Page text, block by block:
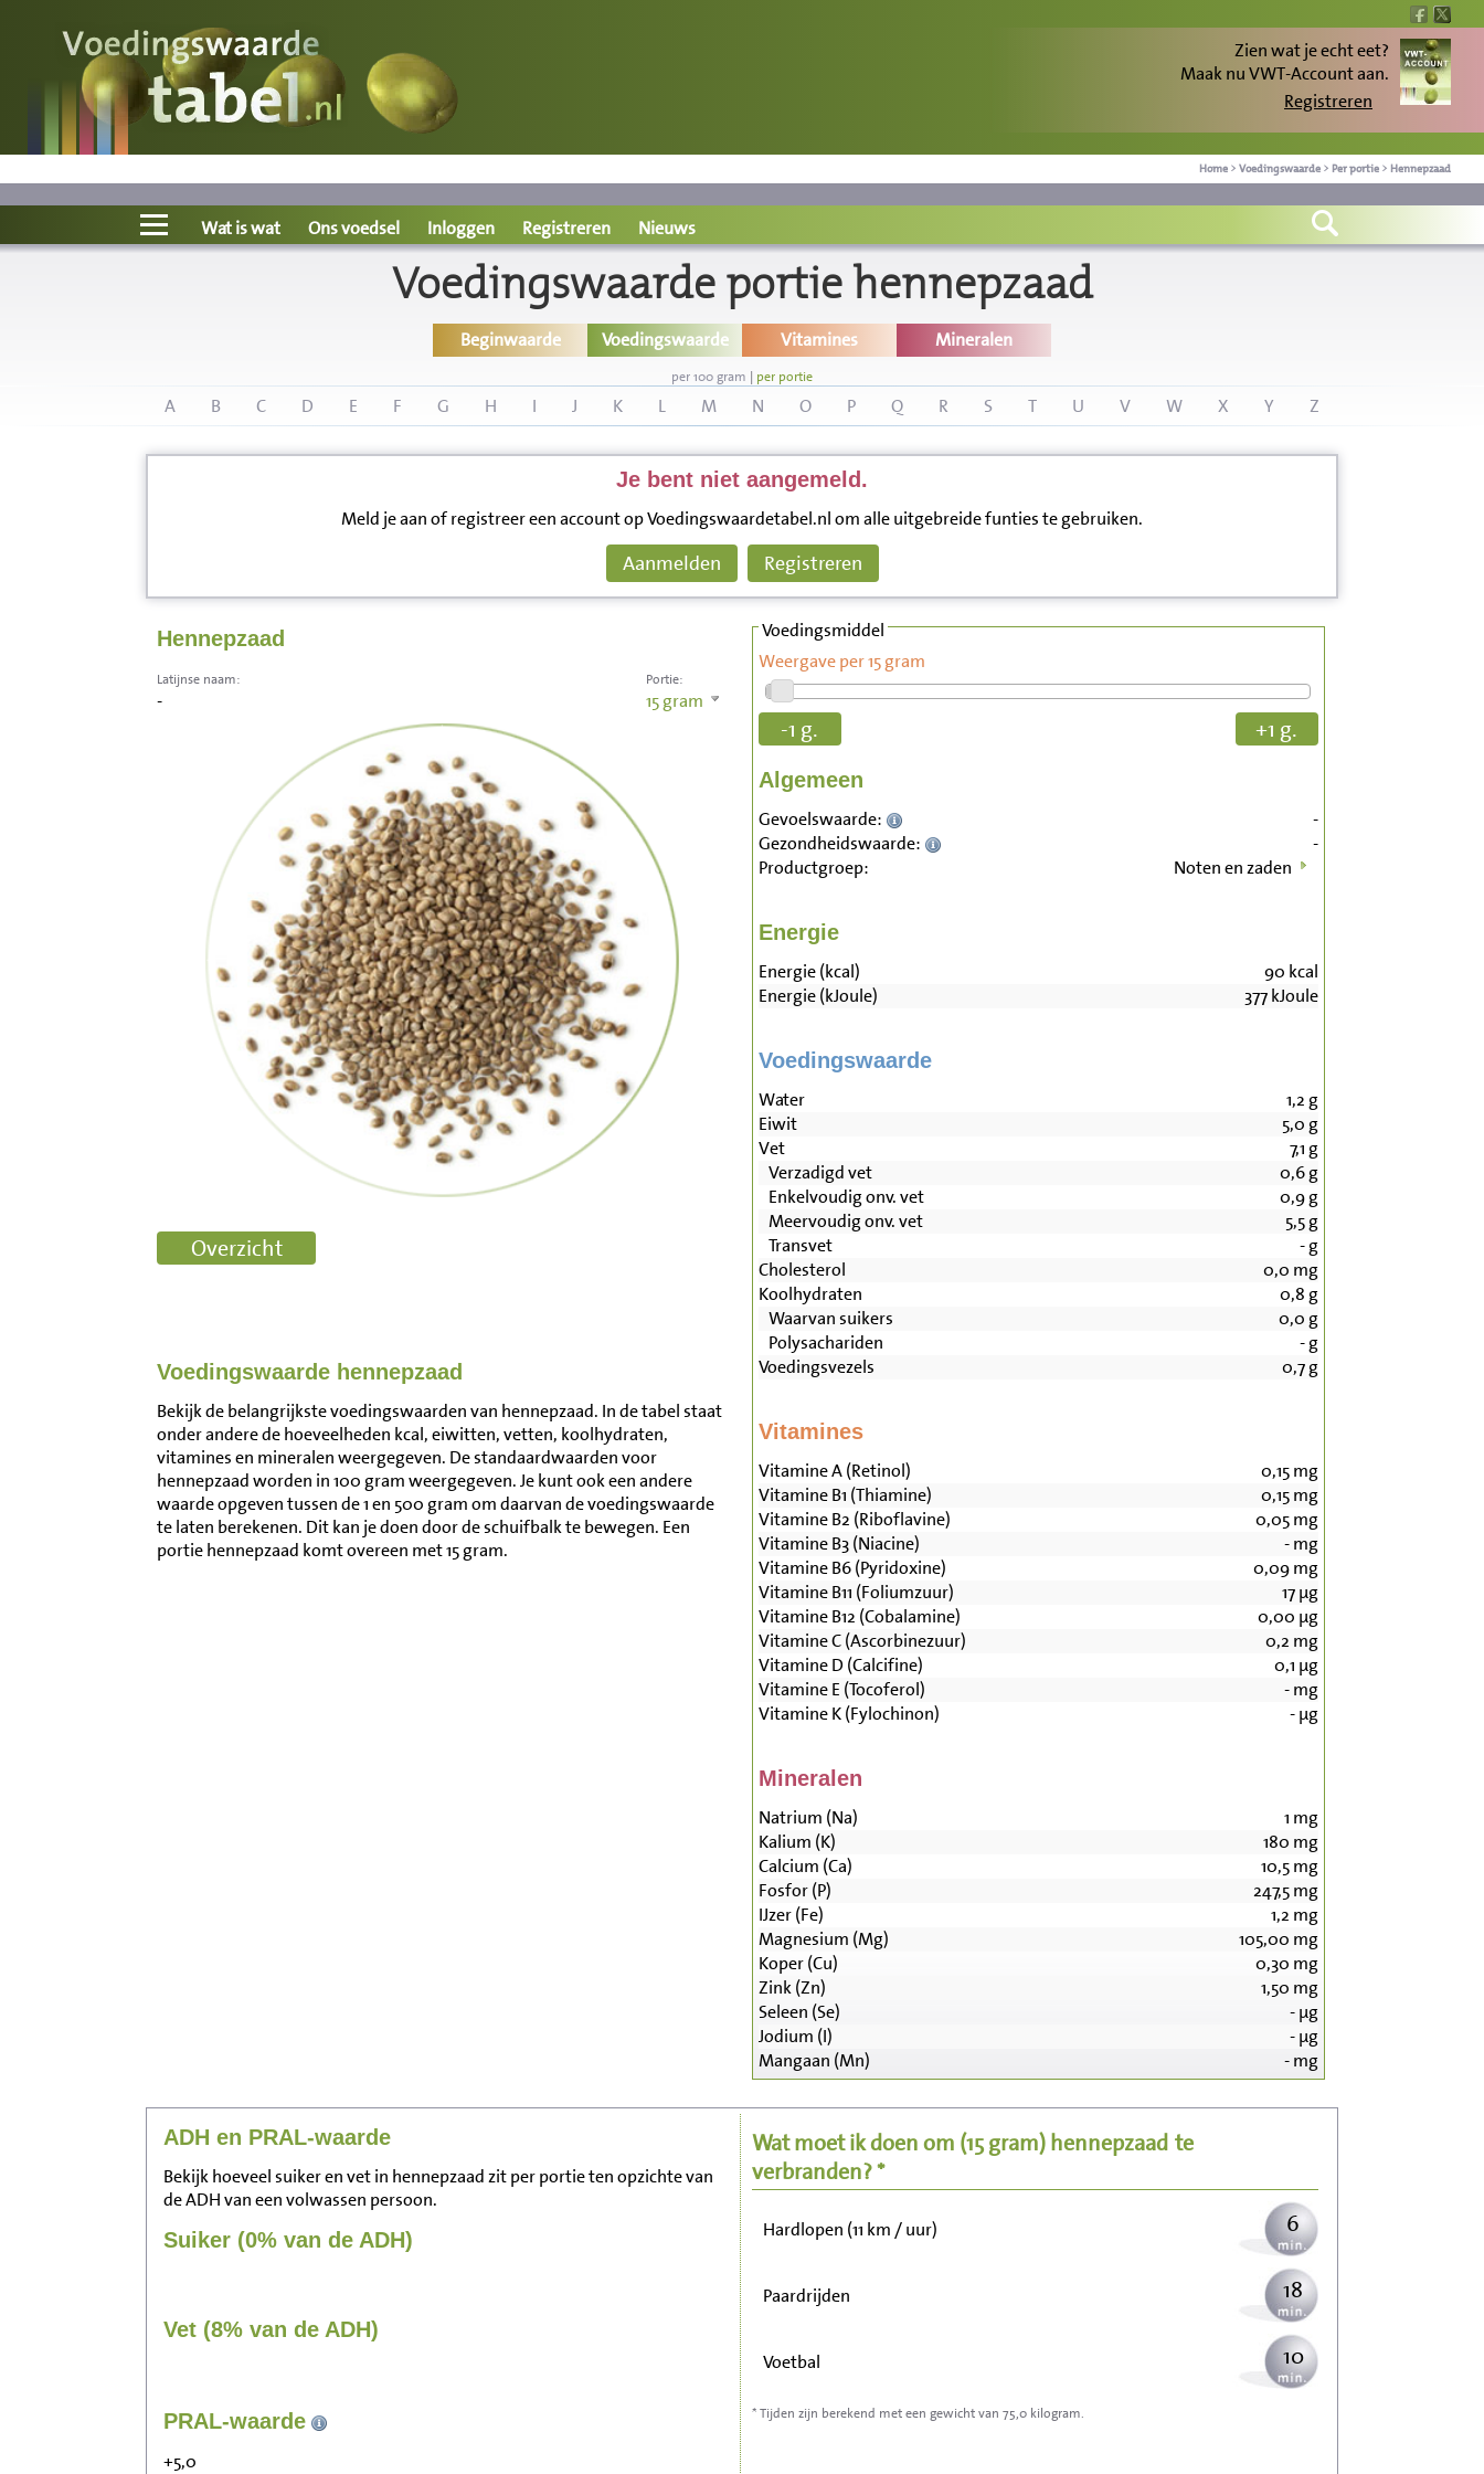
Zien wat je echt eet?
Maak nu VWT-Account aan.
Registreren
Home > Voedingswaarde > Per portie > Hennepzaad
Voedingswaarde
Wat is wat?
Ons voedsel
Wat is wat Ons voedsel Inloggen Registreren Nieuws
Voedingswaarde portie hennepzaad
Beginwaarde Voedingswaarde Vitamines Mineralen
per 100 gram | per portie
A B C D E F G H I J K L M N O P Q R S T U V W X Y Z
Je bent niet aangemeld.
Meld je aan of registreer een account op Voedingswaardetabel.nl om alle uitgebreide funties te gebruiken.
Aanmelden Registreren
Hennepzaad
Portie:
15gram
Latijnse naam:
-
Voedingswaarde hennepzaad
Bekijk de belangrijkste voedingswaarden van hennepzaad. In de tabel staat
onder andere de hoeveelheden kcal, eiwitten, vetten, koolhydraten,
vitamines en mineralen weergegeven. De standaardwaarden voor
hennepzaad worden in 100 gram weergegeven. Je kunt ook een andere
waarde opgeven tussen de 1 en 500 gram om daarvan de voedingswaarde
te laten berekenen. Dit kan je doen door de schuifbalk te bewegen. Een
portie hennepzaad komt overeen met 15 gram.
Voedingsmiddel
Weergave per 15 gram
-1 g. +1 g.
Algemeen
Gevoelswaarde:
-
Gezondheidswaarde:
-
Productgroep:
Noten en zaden
Energie
Energie (kcal) 90 kcal
Energie (kJoule)
377kJoule
Voedingswaarde
Water 1,2 g
Eiwit
5,0 g
Vet
7,1 g
Verzadigd vet
0,6g
Enkelvoudig onv. vet
0,9g
Meervoudig onv. vet
5,5g
Transvet
-g
Cholesterol
0,0 mg
Koolhydraten
0,8 g
Waarvan suikers
0,0 g
Polysachariden
-g
Voedingsvezels
0,7g
Vitamines
Vitamine A (Retinol) 0,15mg
Vitamine B1 (Thiamine)
0,15mg
Vitamine B2 (Riboflavine)
0,05mg
Vitamine B3 (Niacine)
-mg
Vitamine B6 (Pyridoxine)
0,09mg
Vitamine B11 (Foliumzuur)
17µg
Vitamine B12 (Cobalamine)
0,00 µg
Vitamine C (Ascorbinezuur)
0,2 mg
Vitamine D (Calcifine)
0,1 µg
Vitamine E (Tocoferol)
-mg
Vitamine K (Fylochinon)
-µg
Mineralen
Natrium (Na) 1 mg
Kalium (K)
180 mg
Calcium (Ca)
10,5mg
Fosfor (P)
247,5mg
IJzer (Fe)
1,2 mg
Magnesium (Mg)
105,00 mg
Koper (Cu)
0,30 mg
Zink (Zn)
1,50 mg
Seleen (Se)
-µg
Jodium (I)
-µg
Mangaan (Mn)
-mg
ADH en PRAL-waarde
Bekijk hoeveel suiker en vet in hennepzaad zit per portie ten opzichte van
de ADH van een volwassen persoon.
Suiker (0% van de ADH)
Vet (8% van de ADH)
PRAL-waarde
+5,0
Wat moet ik doen om (15 gram)hennepzaad te
verbranden? *
Zitten, tv kijken 65
Wandelen (5 km/uur)
Hardlopen (11 km / uur) 6
Paardrijden 18
Voetbal 10
Stofzuigen
* Tijden zijn berekend met een gewicht van 75,0 kilogram.